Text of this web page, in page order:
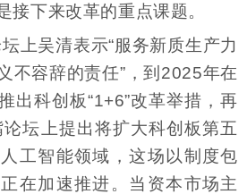
接下来改革的重点课题。
上吴清表示“服务新质生产力
不容辞的责任”，到2025年在
出科创板“1+6”改革举措，再
坛上提出将扩大科创板第五
工智能领域，这场以制度包
在加速推进。当资本市场主